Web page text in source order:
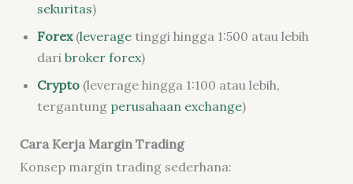
sekuritas)
Forex(leveragetinggi hingga 1:500 atau lebih
dari broker forex)
Crypto(leverage hingga 1:100 atau lebih,
tergantung perusahaan exchange)
Cara Kerja Margin Trading
Konsep margin trading sederhana: